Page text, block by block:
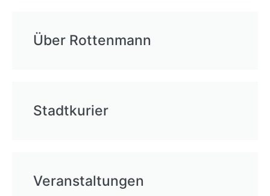
Über Rottenmann
Stadtkurier
Veranstaltungen